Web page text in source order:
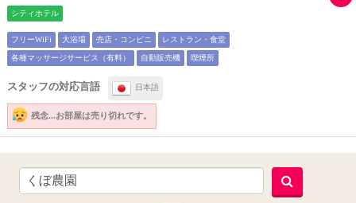
シティホテル
フリーWiFi 大浴場 売店・コンビニ レストラン・食堂
各種マッサージサービス（有料） 自動販売機 喫煙所
スタッフの対応言語 日本語
残念...お部屋は売り切れです。